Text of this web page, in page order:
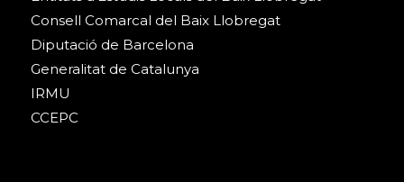
Consell Comarcal del Baix Llobregat
Diputació de Barcelona
Generalitat de Catalunya
IRMU
CCEPC